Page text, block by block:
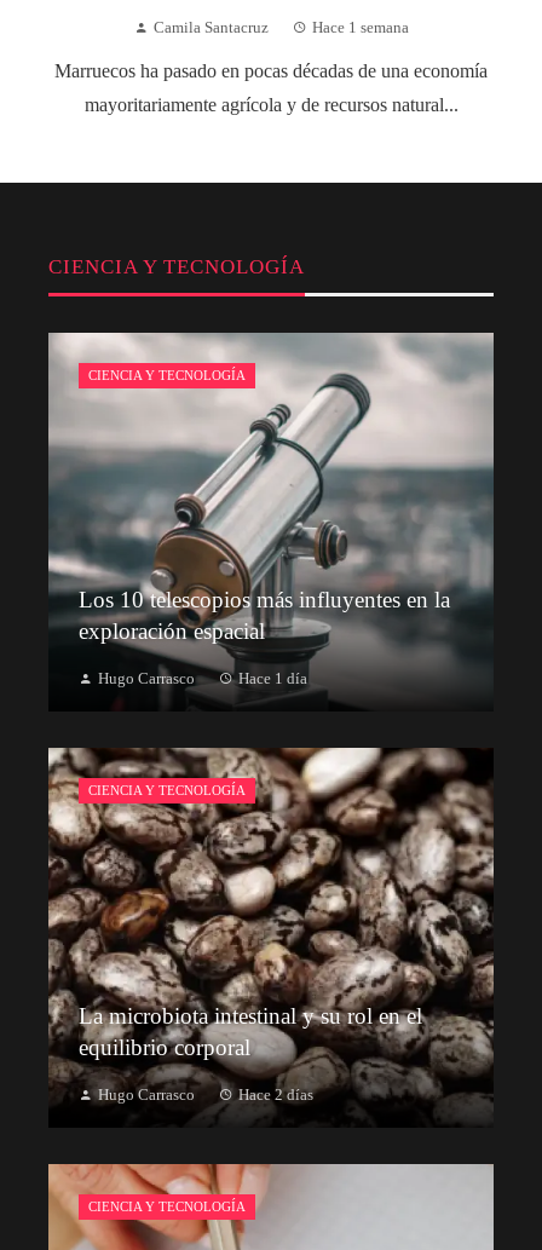
Camila Santacruz Hace 1 semana
Marruecos ha pasado en pocas décadas de una economía
mayoritariamente agrícola y de recursos natural...
CIENCIA Y TECNOLOGÍA
CIENCIA Y TECNOLOGÍA
Los 10 telescopios más influyentes en la
exploración espacial
Hugo Carrasco Hace 1 día
CIENCIA Y TECNOLOGÍA
La microbiota intestinal y su rol en el
equilibrio corporal
Hugo Carrasco Hace 2 días
CIENCIA Y TECNOLOGÍA